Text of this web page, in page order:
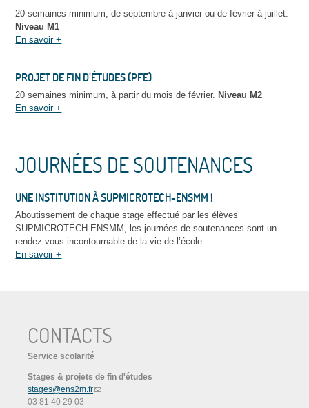
20 semaines minimum, de septembre à janvier ou de février à juillet.
Niveau M1
En savoir +
PROJET DE FIN D’ÉTUDES (PFE)
20 semaines minimum, à partir du mois de février. Niveau M2
En savoir +
JOURNÉES DE SOUTENANCES
UNE INSTITUTION À SUPMICROTECH-ENSMM !
Aboutissement de chaque stage effectué par les élèves
SUPMICROTECH-ENSMM, les journées de soutenances sont un
rendez-vous incontournable de la vie de l’école.
En savoir +
CONTACTS
Service scolarité
Stages & projets de fin d'études
stages@ens2m.fr
03 81 40 29 03